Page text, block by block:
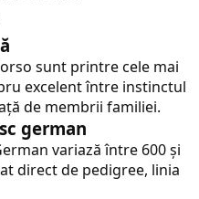
sunt printre cele mai
excelent între instinctul
de membrii familiei.
german
variază între 600 și
direct de pedigree, linia